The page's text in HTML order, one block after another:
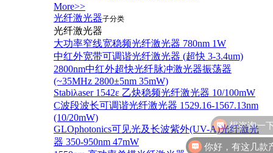
More>>
光纤激光器子分类
光纤激光器
大功率窄线宽稳频光纤激光器 780nm 1W
中红外宽带可调谐光纤激光器 (超快 3-3.4um)
2800nm中红外超快光纤脉冲激光器振荡器
(~35MHz 2800±5nm 35mW)
Stabiλaser 1542ε 乙炔稳频光纤激光器 10/100mW
C波段波长可调谐光纤激光器 1529.16-1567.13nm
(10/20mW)
GLOphotonics可见光及长波紫外(UV-A)光纤激光
器 350-950nm 47mW
你好，有这几款